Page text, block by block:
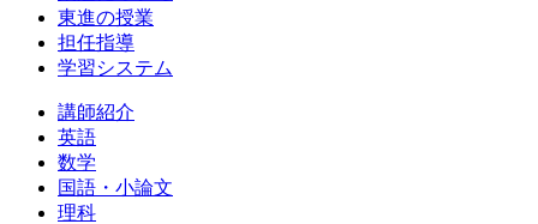
東進の授業
担任指導
学習システム
講師紹介
英語
数学
国語・小論文
理科